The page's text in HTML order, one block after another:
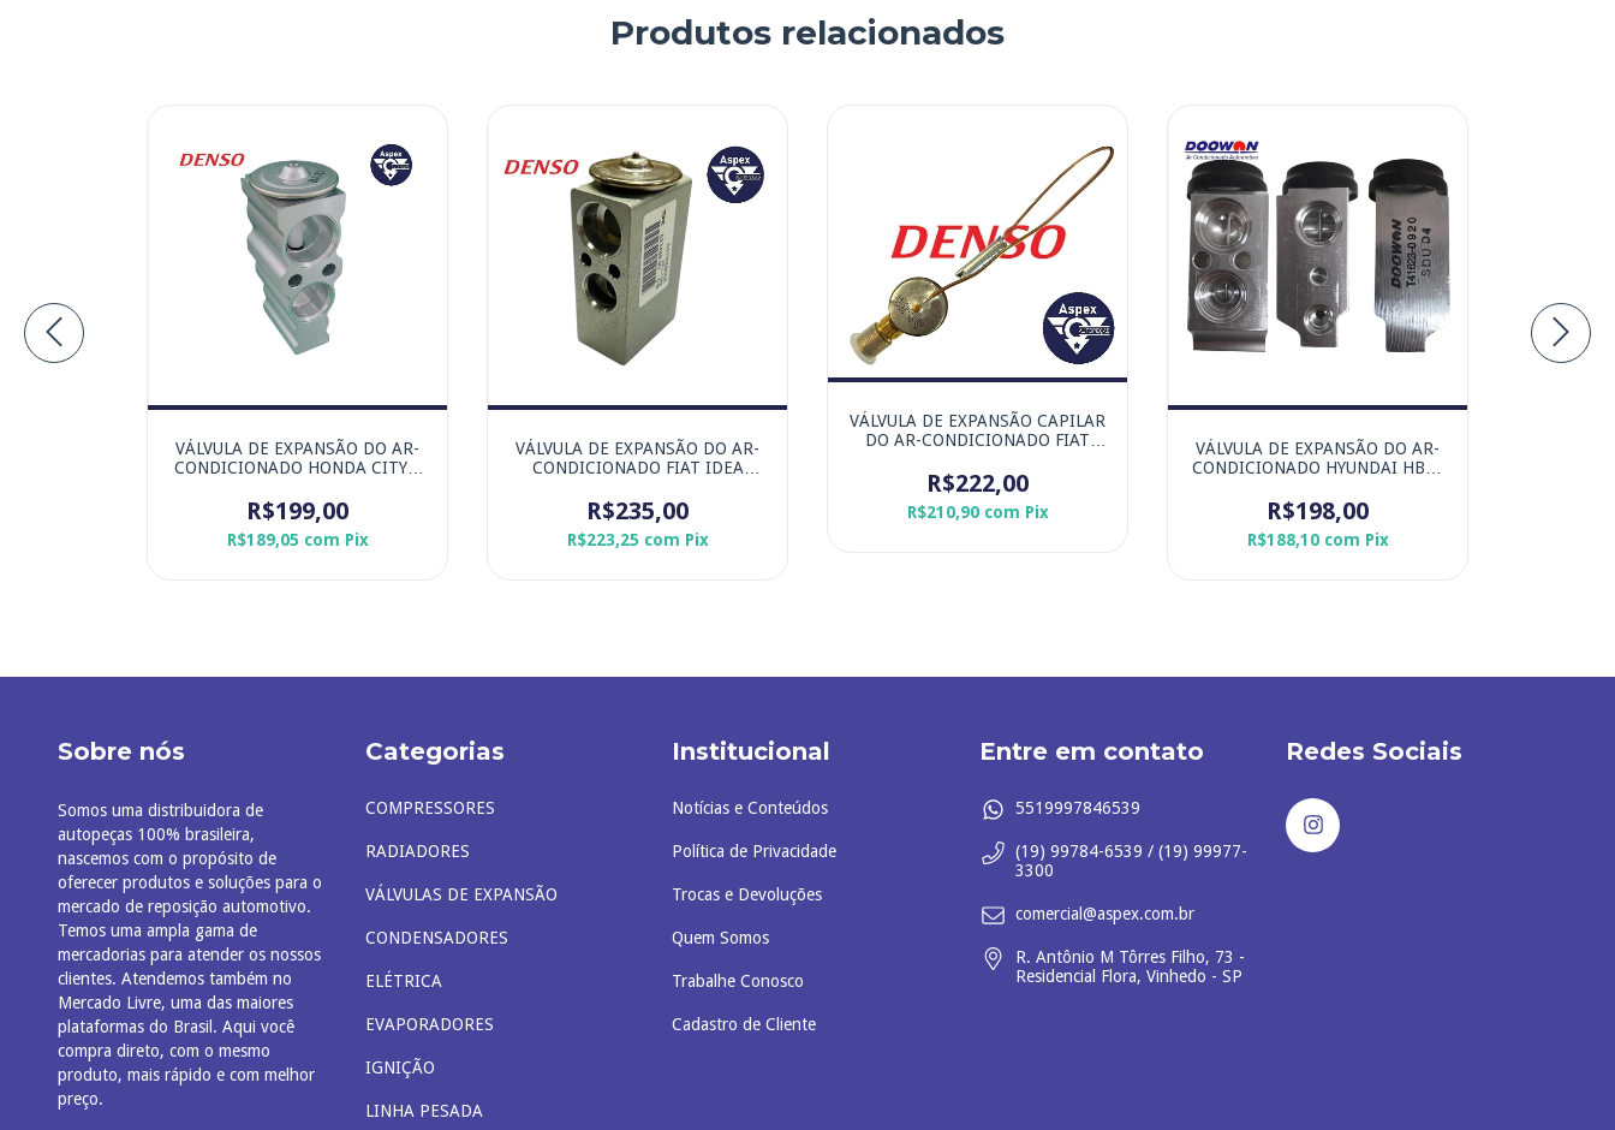
Produtos relacionados
VÁLVULA DE EXPANSÃO DO AR-
CONDICIONADO HONDA CITY e
R$199,00
R$189,05 com Pix
VÁLVULA DE EXPANSÃO DO AR-
CONDICIONADO FIAT IDEA
ORIGINAL DENSO
R$235,00
R$223,25 com Pix
VÁLVULA DE EXPANSÃO CAPILAR
DO AR-CONDICIONADO FIAT
CARGO - MARCA ORIGINAL
DENSO
R$222,00
R$210,90 com Pix
VÁLVULA DE EXPANSÃO DO AR-
CONDICIONADO HYUNDAI HB20
R$198,00
R$188,10 com Pix
Sobre nós
Somos uma distribuidora de
autopeças 100% brasileira,
nascemos com o propósito de
oferecer produtos e soluções para o
mercado de reposição automotivo.
Temos uma ampla gama de
mercadorias para atender os nossos
clientes. Atendemos também no
Mercado Livre, uma das maiores
plataformas do Brasil. Aqui você
compra direto, com o mesmo
produto, mais rápido e com melhor
preço.
Categorias
COMPRESSORES
RADIADORES
VÁLVULAS DE EXPANSÃO
CONDENSADORES
ELÉTRICA
EVAPORADORES
IGNIÇÃO
LINHA PESADA
Institucional
Notícias e Conteúdos
Política de Privacidade
Trocas e Devoluções
Quem Somos
Trabalhe Conosco
Cadastro de Cliente
Entre em contato
5519997846539
(19) 99784-6539 / (19) 99977-
3300
comercial@aspex.com.br
R. Antônio M Tôrres Filho, 73 -
Residencial Flora, Vinhedo - SP
Redes Sociais